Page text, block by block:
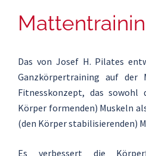
Das von Josef H. Pilates
Ganzkörpertraining auf
Fitnesskonzept, das sowohl
Körper formenden) Muskeln
(den Körper stabilisierenden)
Es verbessert die